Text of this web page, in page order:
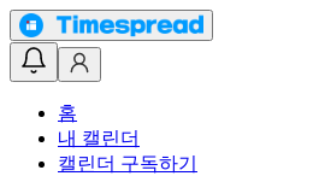
홈
내 캘린더
캘린더 구독하기